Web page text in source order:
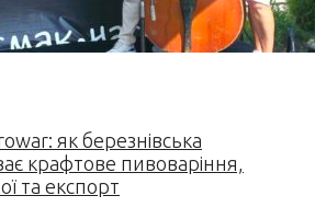
як березнівська
крафтове пивоваріння,
та експорт